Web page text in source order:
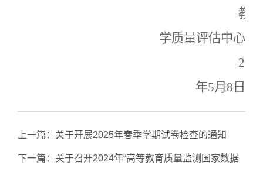
教
学质量评估中心
年5月8日
上一篇： 关于开展2025年春季学期试卷检查的通知
下一篇： 关于召开2024年“高等教育质量监测国家数据